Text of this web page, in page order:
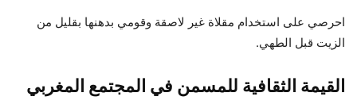
احرصي على استخدام مقلاة غير لاصقة وقومي بدهنها بقليل من
الزيت قبل الطهي.
القيمة الثقافية للمسمن في المجتمع المغربي